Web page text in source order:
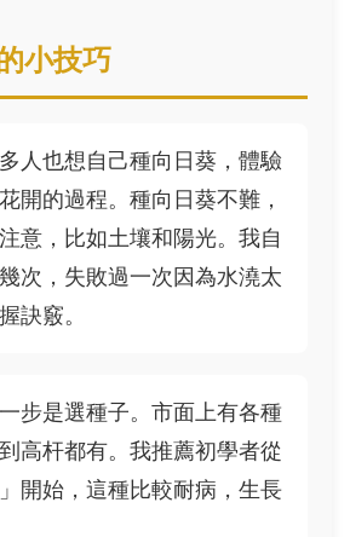
小技巧
人也想自己種向日葵，體驗
開的過程。種向日葵不難，
意，比如土壤和陽光。我自
次，失敗過一次因為水澆太
訣竅。
步是選種子。市面上有各種
高杆都有。我推薦初學者從
」開始，這種比較耐病，生長